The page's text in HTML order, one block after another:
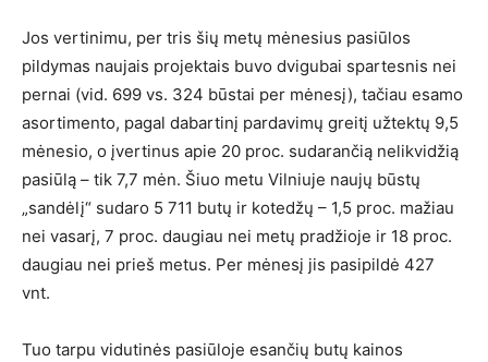
Jos vertinimu, per tris šių metų mėnesius pasiūlos
pildymas naujais projektais buvo dvigubai spartesnis nei
pernai (vid. 699 vs. 324 būstai per mėnesį), tačiau esamo
asortimento, pagal dabartinį pardavimų greitį užtektų 9,5
mėnesio, o įvertinus apie 20 proc. sudarančią nelikvidžią
pasiūlą – tik 7,7 mėn. Šiuo metu Vilniuje naujų būstų
„sandėlį“ sudaro 5 711 butų ir kotedžų – 1,5 proc. mažiau
nei vasarį, 7 proc. daugiau nei metų pradžioje ir 18 proc.
daugiau nei prieš metus. Per mėnesį jis pasipildė 427
vnt.
Tuo tarpu vidutinės pasiūloje esančių butų kainos